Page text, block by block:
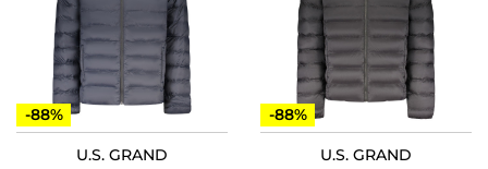
-88%
U.S. GRAND
-88%
U.S. GRAND